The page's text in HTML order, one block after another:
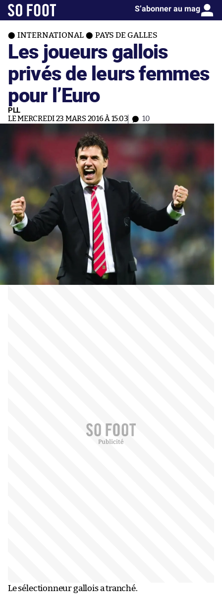
S’abonner au mag
INTERNATIONAL PAYS DE GALLES
Les joueurs gallois
privés de leurs femmes
pour l’Euro
PLL
LE MERCREDI 23 MARS 2016 À 15:03 10
Le sélectionneur gallois a tranché.